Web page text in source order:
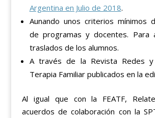
Argentina en Julio de 2018.
Aunando unos criterios mínimos
de programas y docentes. Para
traslados de los alumnos.
A través de la Revista Redes
Terapia Familiar publicados en la
Al igual que con la FEATF,
acuerdos de colaboración con la